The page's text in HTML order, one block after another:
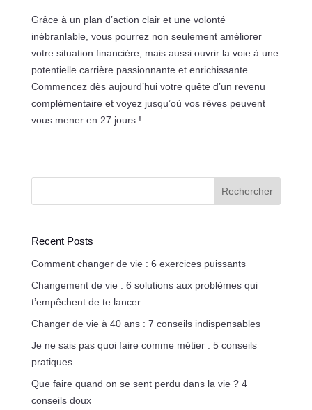
Grâce à un plan d’action clair et une volonté
inébranlable, vous pourrez non seulement améliorer
votre situation financière, mais aussi ouvrir la voie à une
potentielle carrière passionnante et enrichissante.
Commencez dès aujourd’hui votre quête d’un revenu
complémentaire et voyez jusqu’où vos rêves peuvent
vous mener en 27 jours !
Rechercher
Recent Posts
Comment changer de vie : 6 exercices puissants
Changement de vie : 6 solutions aux problèmes qui
t’empêchent de te lancer
Changer de vie à 40 ans : 7 conseils indispensables
Je ne sais pas quoi faire comme métier : 5 conseils
pratiques
Que faire quand on se sent perdu dans la vie ? 4
conseils doux